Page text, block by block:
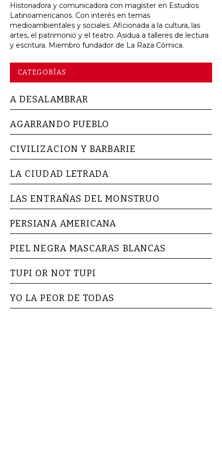
Historiadora y comunicadora con magíster en Estudios
Latinoamericanos. Con interés en temas
medioambientales y sociales. Aficionada a la cultura, las
artes, el patrimonio y el teatro. Asidua a talleres de lectura
y escritura. Miembro fundador de La Raza Cómica.
CATEGORÍAS
A DESALAMBRAR
AGARRANDO PUEBLO
CIVILIZACION Y BARBARIE
LA CIUDAD LETRADA
LAS ENTRAÑAS DEL MONSTRUO
PERSIANA AMERICANA
PIEL NEGRA MASCARAS BLANCAS
TUPI OR NOT TUPI
YO LA PEOR DE TODAS